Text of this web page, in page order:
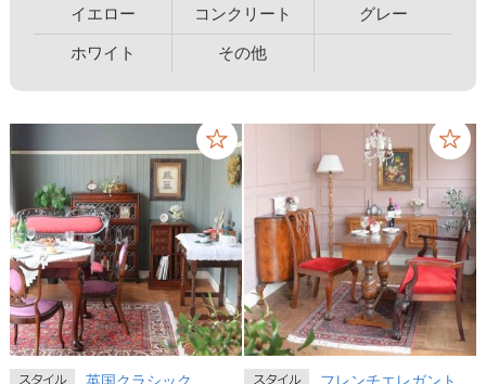
イエロー
コンクリート
グレー
ホワイト
その他